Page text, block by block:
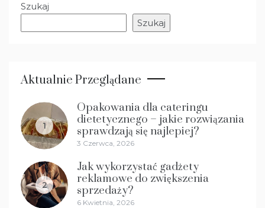
Szukaj
Szukaj
Aktualnie Przeglądane
1
Opakowania dla cateringu
dietetycznego – jakie rozwiązania
sprawdzają się najlepiej?
3 Czerwca, 2026
2
Jak wykorzystać gadżety
reklamowe do zwiększenia
sprzedaży?
6 Kwietnia, 2026